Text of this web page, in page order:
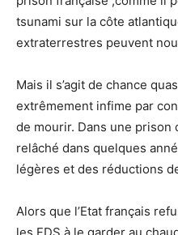
tsunami sur la côte
extraterrestres peuvent
Mais il s’agit de chance
extrêmement infime par
de mourir. Dans une prison
relâché dans quelques
légères et des réductions
Alors que l’Etat français
les FDS à le garder au